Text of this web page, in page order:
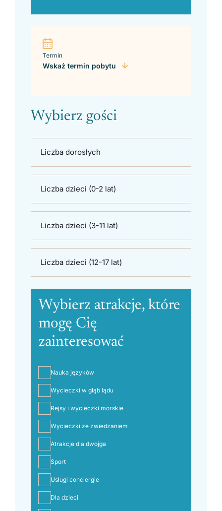
Termin
Wskaż termin pobytu
Wybierz gości
Liczba dorosłych
Liczba dzieci (0-2 lat)
Liczba dzieci (3-11 lat)
Liczba dzieci (12-17 lat)
Wybierz atrakcje, które
mogę Cię
zainteresować
Nauka języków
Wycieczki w głąb lądu
Rejsy i wycieczki morskie
Wycieczki ze zwiedzaniem
Atrakcje dla dwojga
Sport
Usługi conciergie
Dla dzieci